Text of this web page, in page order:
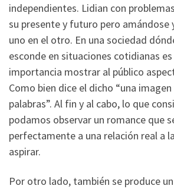
independientes. Lidian con
su presente y futuro pero amándose
uno en el otro. En una sociedad
esconde en situaciones cotidianas
importancia mostrar al público
Como bien dice el dicho “una
palabras”. Al fin y al cabo, lo que
podamos observar un romance que
perfectamente a una relación real a
aspirar.
Por otro lado, también se produce